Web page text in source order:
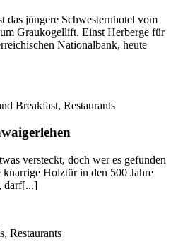
das jüngere Schwesternhotel vom
Graukogellift. Einst Herberge für
Nationalbank, heute
Breakfast, Restaurants
versteckt, doch wer es gefunden
Holztür in den 500 Jahre
darf[...]
Restaurants